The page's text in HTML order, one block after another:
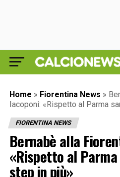
Home » Fiorentina News »
Iacoponi: «Rispetto al Parma
FIORENTINA NEWS
Bernabè alla
«Rispetto al
step in più»